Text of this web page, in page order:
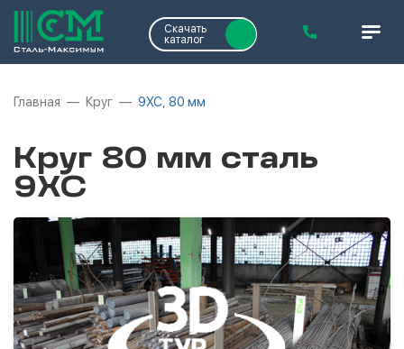
Скачать
каталог
Главная Круг 9ХС, 80 мм
Круг 80 мм сталь
9ХС